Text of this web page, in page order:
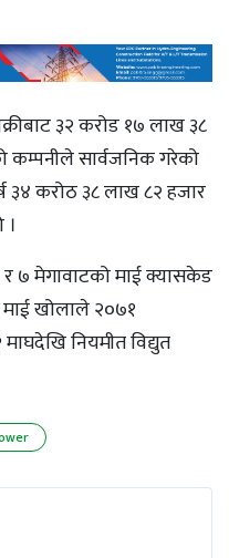
३२ करोड १७ लाख ३८
कम्पनीले सार्वजनिक गरेको
३४ करोठ ३८ लाख ८२ हजार
७ मेगावाटको माई क्यासकेड
खोलाले २०७१
नियमीत विद्युत